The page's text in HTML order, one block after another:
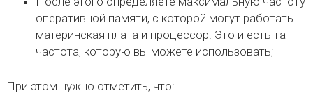
оперативной памяти, с которой могут работать
материнская плата и процессор. Это и есть та
частота, которую вы можете использовать;
При этом нужно отметить, что: